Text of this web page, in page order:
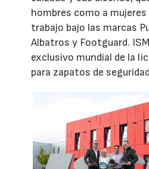
hombres como a mujeres
trabajo bajo las marcas
Albatros y Footguard.
exclusivo mundial de la
para zapatos de